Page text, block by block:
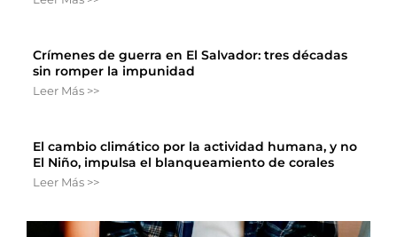
Crímenes de guerra en El Salvador: tres décadas
sin romper la impunidad
Leer Más >>
El cambio climático por la actividad humana, y no
El Niño, impulsa el blanqueamiento de corales
Leer Más >>